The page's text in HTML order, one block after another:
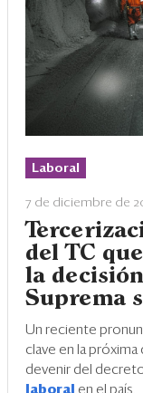
Laboral
7 de diciembre de
del TC
la
Suprema
Un reciente
clave en la
devenir del
laboral en el país.